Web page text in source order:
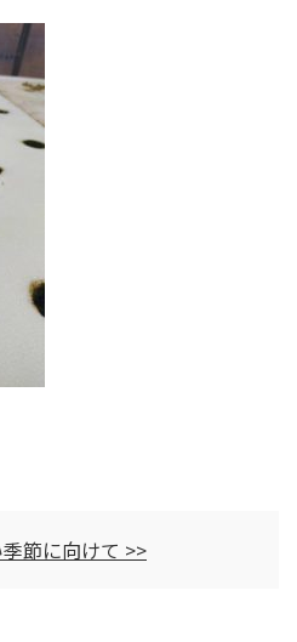
節に向けて >>